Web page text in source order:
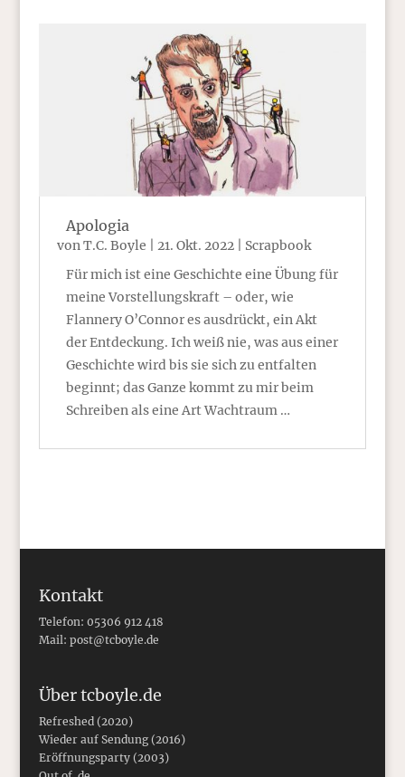
Apologia
von T.C. Boyle 21. Okt. 2022| Scrapbook
Für mich ist eine Geschichte eine Übung für
meine Vorstellungskraft – oder, wie
Flannery O’Connor es ausdrückt, ein Akt
der Entdeckung. Ich weiß nie, was aus einer
Geschichte wird bis sie sich zu entfalten
beginnt; das Ganze kommt zu mir beim
Schreiben als eine Art Wachtraum …
Kontakt
Telefon: 05306 912 418
Mail: post@tcboyle.de
Über tcboyle.de
Refreshed (2020)
Wieder auf Sendung (2016)
Eröffnungsparty (2003)